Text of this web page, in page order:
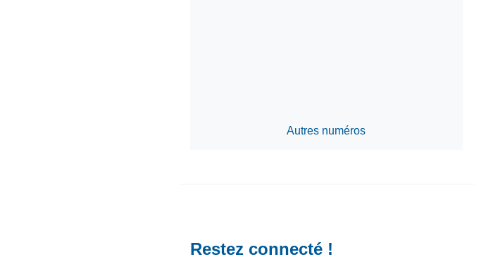
Autres numéros
Restez connecté !